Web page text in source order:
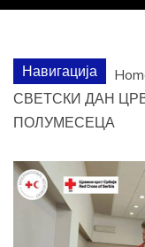
Навигација
СВЕТСКИ ДАН
ПОЛУМЕСЕЦА